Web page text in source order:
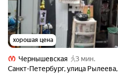
хорошая цена
Чернышевская
3 мин.
Санкт-Петербург,улица Рылеева,